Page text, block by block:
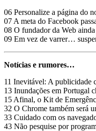
06 Personalize a página do
07 A meta do Facebook
08 O fundador da Web
09 Em vez de varrer…
Notícias e rumores…
11 Inevitável: A publicidade
13 Inundações em Portugal
15 Afinal, o Kit de
32 O Chrome também será
33 Cuidado com os
43 Não pesquise por